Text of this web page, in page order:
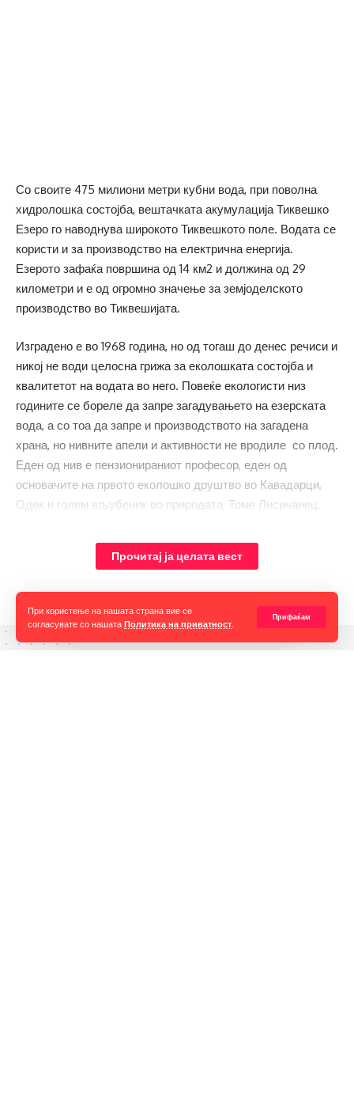
При користење на нашата страна вие се
согласувате со нашата Политика на приватност
Прифаќам
Со своите 475 милиони метри кубни вода, при поволна
хидролошка состојба, вештачката акумулација Тиквешко
Езеро го наводнува широкото Тиквешкото поле. Водата се
користи и за производство на електрична енергија.
Езерото зафаќа површина од 14 км2 и должина од 29
километри и е од огромно значење за земјоделското
производство во Тиквешијата.
Изградено е во 1968 година, но од тогаш до денес речиси и
никој не води целосна грижа за еколошката состојба и
квалитетот на водата во него. Повеќе екологисти низ
годините се бореле да запре загадувањето на езерската
вода, а со тоа да запре и производството на загадена
храна, но нивните апели и активности не вродиле со плод.
Еден од нив е пензионираниот професор, еден од
основачите на првото еколошко друштво во Кавадарци,
Одек и голем вљубеник во природата, Томе Лисичанец.
Езеро е во континуитет.
Прочитај ја целата вест